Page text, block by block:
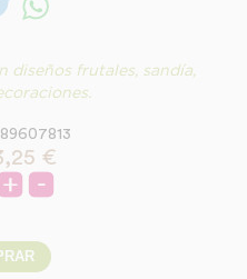
frutales, sandía,
€